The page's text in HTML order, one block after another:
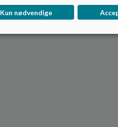
Kun nødvendige